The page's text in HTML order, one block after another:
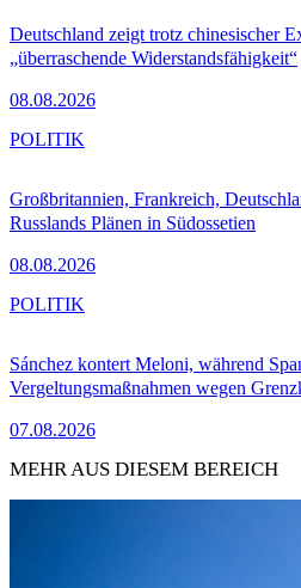
Deutschland zeigt trotz chinesischer
„überraschende Widerstandsfähigkeit“
08.08.2026
Großbritannien, Frankreich,
Russlands Plänen in Südossetien
08.08.2026
POLITIK
Sánchez kontert Meloni, während
Vergeltungsmaßnahmen wegen
07.08.2026
POLITIK
MEHR AUS DIESEM BEREICH